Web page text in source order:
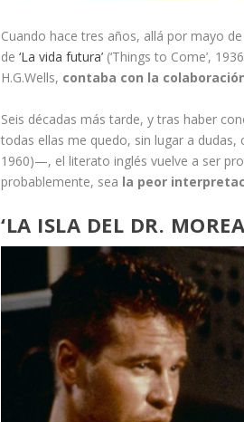
Cuando hace tres años, allá por mayo
de‘La vida futura’ (‘Things to Come’,
H.G.Wells, contaba con la
Seis décadas más tarde, y tras haber
todas ellas me quedo, sin lugar a
1960)—, el literato inglés vuelve a ser
probablemente, sea la peor
‘LA ISLA DEL DR.